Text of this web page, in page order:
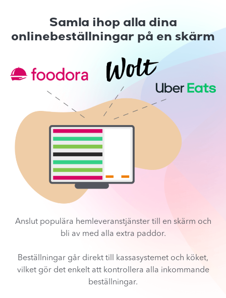
Samla ihop alla dina
onlinebeställningar på en skärm
Anslut populära hemleveranstjänster till en skärm och
bli av med alla extra paddor.
Beställningar går direkt till kassasystemet och köket,
vilket gör det enkelt att kontrollera alla inkommande
beställningar.